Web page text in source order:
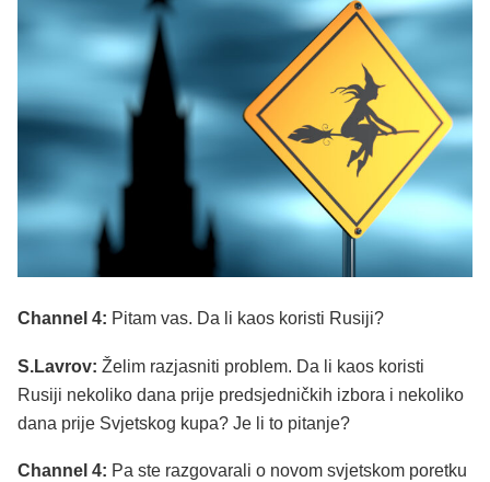
Channel 4: Pitam vas. Da li kaos koristi Rusiji?
S.Lavrov: Želim razjasniti problem. Da li kaos koristi
Rusiji nekoliko dana prije predsjedničkih izbora i nekoliko
dana prije Svjetskog kupa? Je li to pitanje?
Channel 4: Pa ste razgovarali o novom svjetskom poretku